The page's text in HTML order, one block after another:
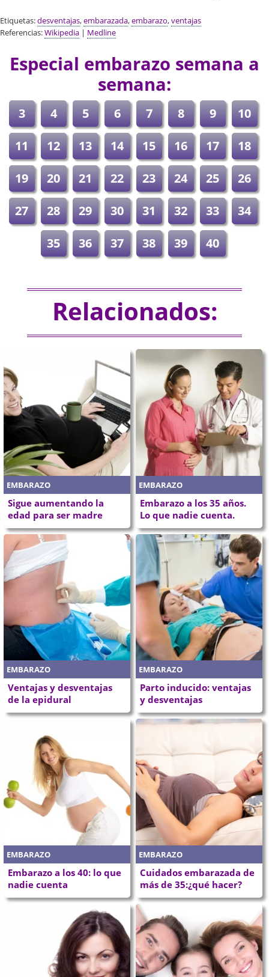
Etiquetas:desventajas,embarazada,embarazo,ventajas
Referencias:Wikipedia | Medline
Especial embarazo semana a
semana:
3 4 5 6 7 8 9
10
11
12 13 14 15 16 17
18
19
20 21 22 23 24 25
26
27
28 29 30 31 32 33
34
35
36 37 38 39 40
Relacionados:
EMBARAZO
Sigue aumentando la
edad para ser madre
EMBARAZO
Embarazo a los 35 años.
Lo que nadie cuenta.
EMBARAZO
Ventajas y desventajas
de la epidural
EMBARAZO
Parto inducido: ventajas
y desventajas
EMBARAZO
Embarazo a los 40: lo que
nadie cuenta
EMBARAZO
Cuidados embarazada de
más de 35:¿qué hacer?